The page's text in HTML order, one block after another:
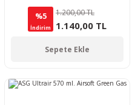
%5
İndirim
1.200,00 TL
1.140,00 TL
Sepete Ekle